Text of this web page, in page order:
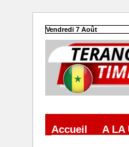
Vendredi 7 Août
Accueil A LA